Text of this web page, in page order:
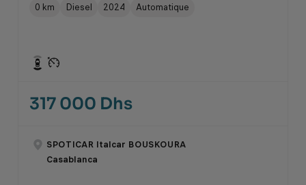
0 km Diesel 2024 Automatique
317 000 Dhs
SPOTICAR Italcar BOUSKOURA
Casablanca